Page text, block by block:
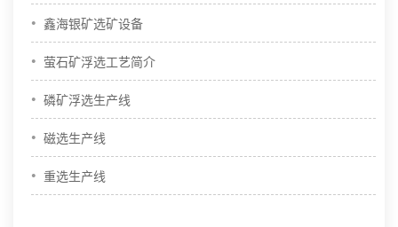
• 鑫海银矿选矿设备
• 萤石矿浮选工艺简介
• 磷矿浮选生产线
• 磁选生产线
• 重选生产线